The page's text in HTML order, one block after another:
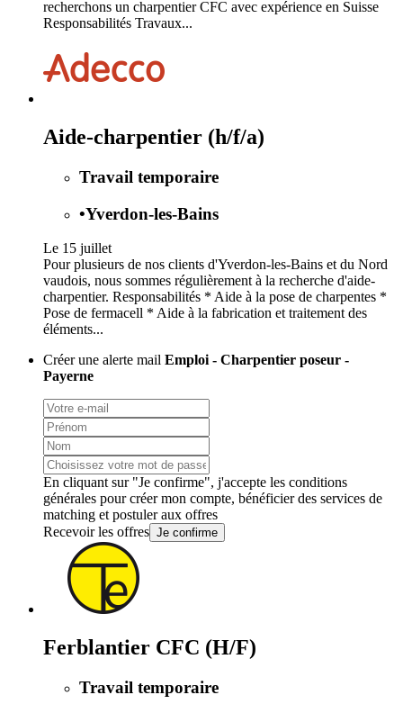
recherchons un charpentier CFC avec expérience en Suisse
Responsabilités Travaux...
Aide-charpentier (h/f/a)
Travail temporaire
•Yverdon-les-Bains
Le 15 juillet
Pour plusieurs de nos clients d'Yverdon-les-Bains et du Nord
vaudois, nous sommes régulièrement à la recherche d'aide-
charpentier. Responsabilités * Aide à la pose de charpentes *
Pose de fermacell * Aide à la fabrication et traitement des
éléments...
Créer une alerte mail Emploi - Charpentier poseur -
Payerne
En cliquant sur "Je confirme", j'accepte les conditions
générales pour créer mon compte, bénéficier des services de
matching et postuler aux offres
Recevoir les offres Je confirme
Ferblantier CFC (H/F)
Travail temporaire